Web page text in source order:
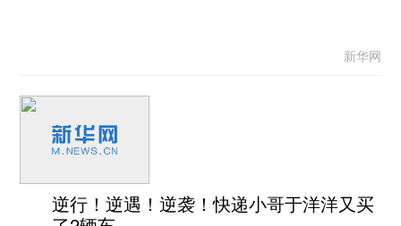
新华网
逆行！逆遇！逆袭！快递小哥于洋洋又买